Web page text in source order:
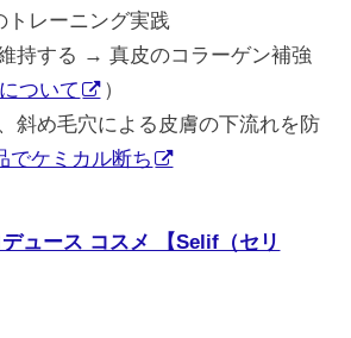
トレーニング実践
持する → 真皮のコラーゲン補強
ついて
）
斜め毛穴による皮膚の下流れを防
でケミカル断ち
ュース コスメ 【Selif（セリ